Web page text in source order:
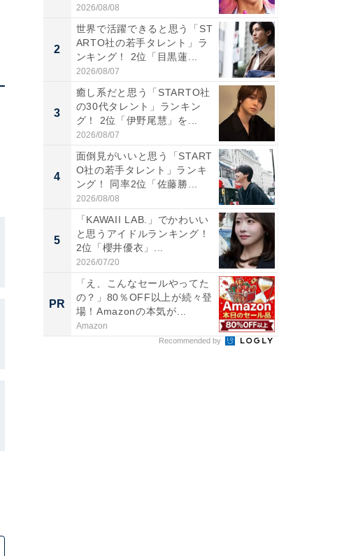
2026/08/08
2
世界で活躍できると思う「ST
ARTO社の若手タレント」ラ
ンキング！ 2位「目黒蓮...
2026/08/07
3
癒し系だと思う「STARTO社
の30代タレント」ランキン
グ！ 2位「伊野尾慧」を...
2026/08/07
4
面倒見がいいと思う「START
O社の若手タレント」ランキ
ング！ 同率2位「佐藤勝...
2026/08/08
5
「KAWAII LAB.」でかわいい
と思うアイドルランキング！
2位「櫻井優衣」...
2026/07/20
PR
「え、こんなセールやってた
の？」80％OFF以上が続々登
場！Amazonの本気が...
Amazon
Recommended by